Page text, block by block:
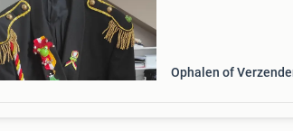
Ophalen of